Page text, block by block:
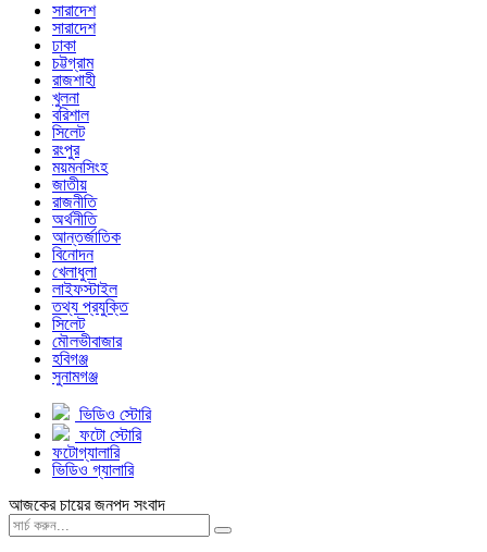
সারাদেশ
সারাদেশ
ঢাকা
চট্টগ্রাম
রাজশাহী
খুলনা
বরিশাল
সিলেট
রংপুর
ময়মনসিংহ
জাতীয়
রাজনীতি
অর্থনীতি
আন্তর্জাতিক
বিনোদন
খেলাধুলা
লাইফস্টাইল
তথ্য প্রযুক্তি
সিলেট
মৌলভীবাজার
হবিগঞ্জ
সুনামগঞ্জ
ভিডিও স্টোরি
ফটো স্টোরি
ফটোগ্যালারি
ভিডিও গ্যালারি
আজকের চায়ের জনপদ সংবাদ